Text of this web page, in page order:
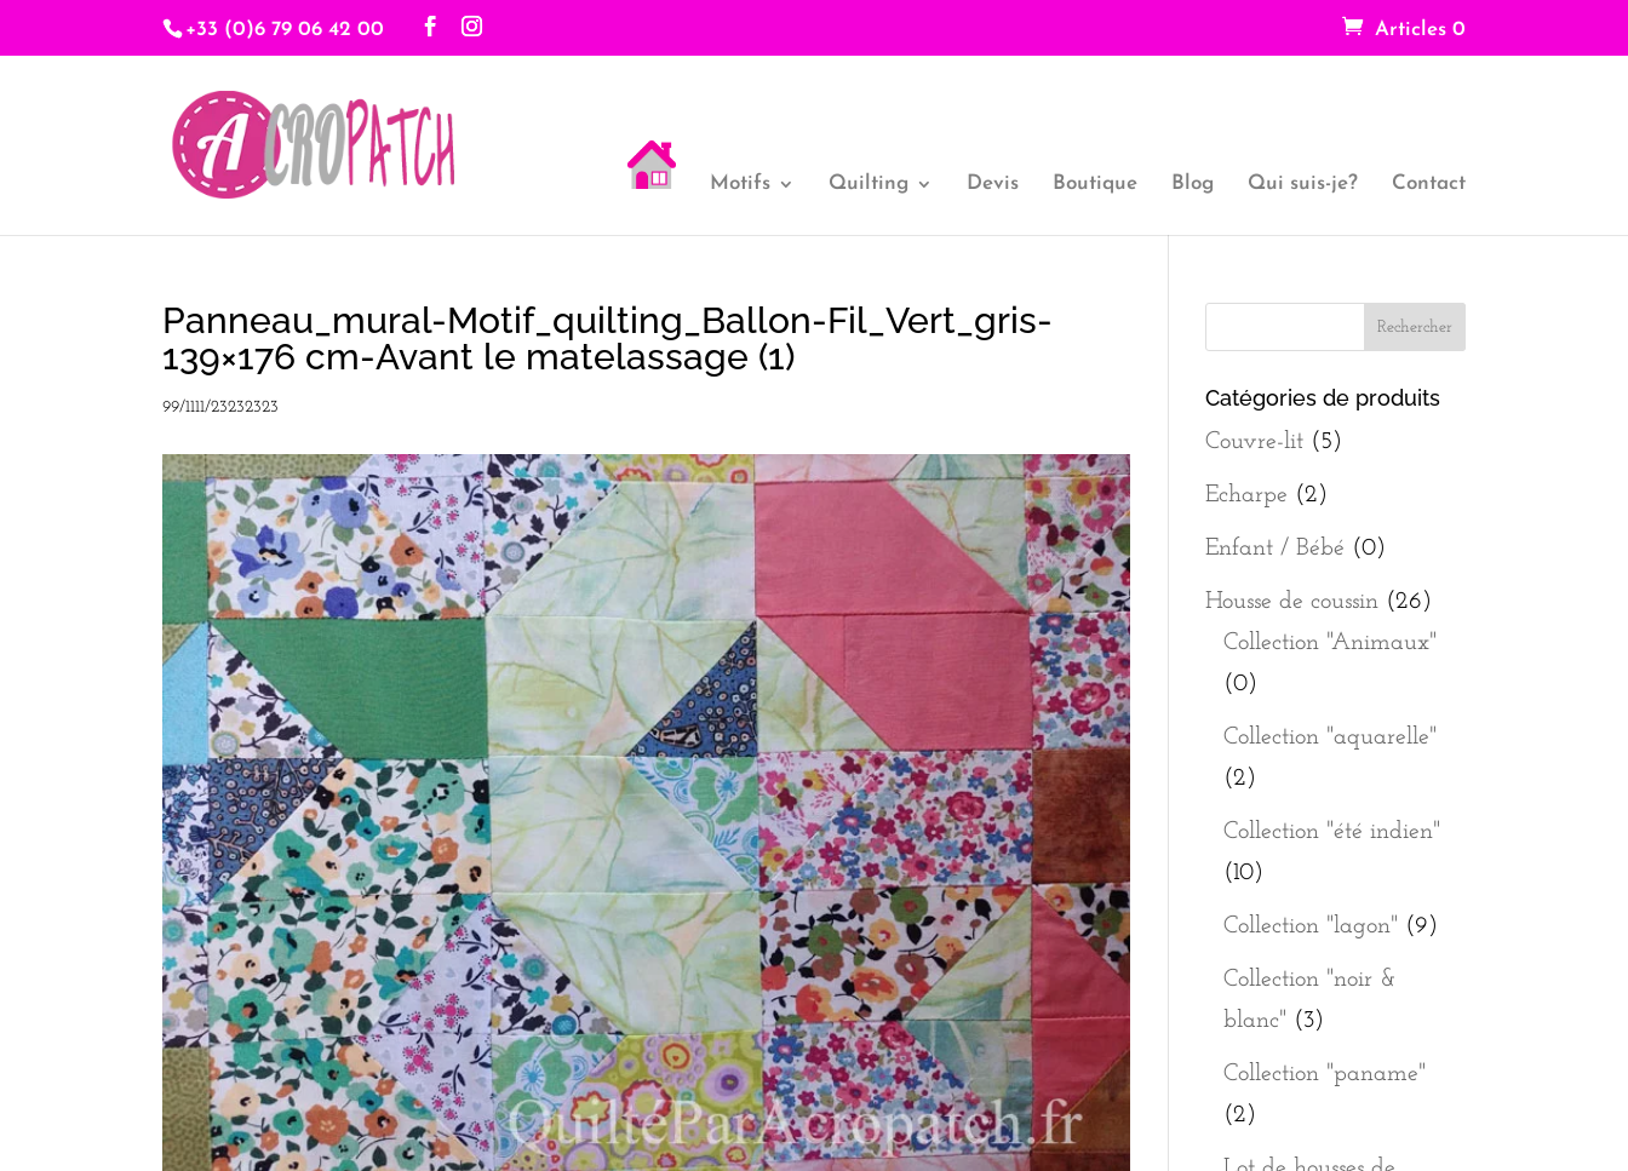
+33 (0)6 79 06 42 00 Articles 0
Motifs Quilting Devis Boutique Blog Qui suis-je? Contact
Panneau_mural-Motif_quilting_Ballon-Fil_Vert_gris-
139×176 cm-Avant le matelassage (1)
99/1111/23232323 Catégories de produits
Couvre-lit (5)
Echarpe (2)
Enfant / Bébé (0)
Housse de coussin (26)
Collection "Animaux"
(0)
Collection "aquarelle"
(2)
Collection "été indien"
(10)
Collection "lagon" (9)
Collection "noir &
blanc" (3)
Collection "paname"
(2)